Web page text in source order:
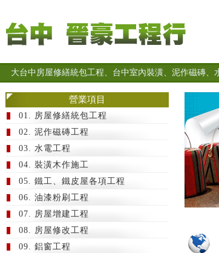
大台中房屋修繕統包工程、台中室內裝潢、泥作磁磚
營業項目
01. 房屋修繕統包工程
02. 泥作磁磚工程
03. 水電工程
04. 裝潢木作施工
05. 鐵工、鐵皮屋各項工程
06. 油漆粉刷工程
07. 房屋增建工程
08. 房屋修改工程
09. 鋁窗工程